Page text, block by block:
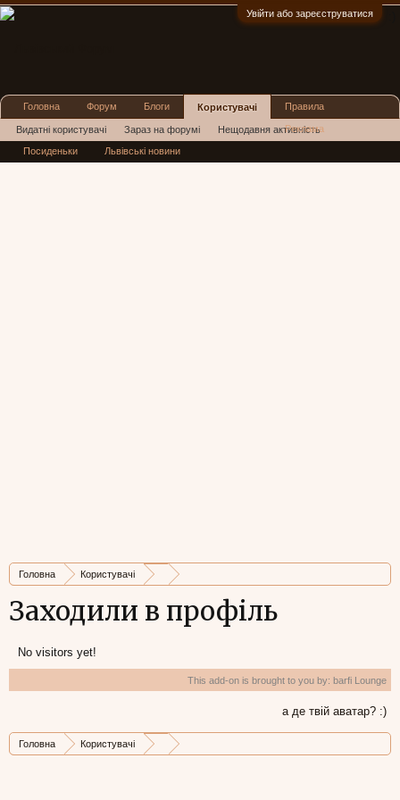
Увійти або зареєструватися
Головна Користувачі
Заходили в профіль
No visitors yet!
This add-on is brought to you by: barfi Lounge
а де твій аватар? :)
Головна Користувачі
Головна Форум Блоги Користувачі
Видатні користувачі Зараз на форумі Нещодавня активність
Нові повідомлення профілю
Правила
Реклама
Посиденьки Львівські новини